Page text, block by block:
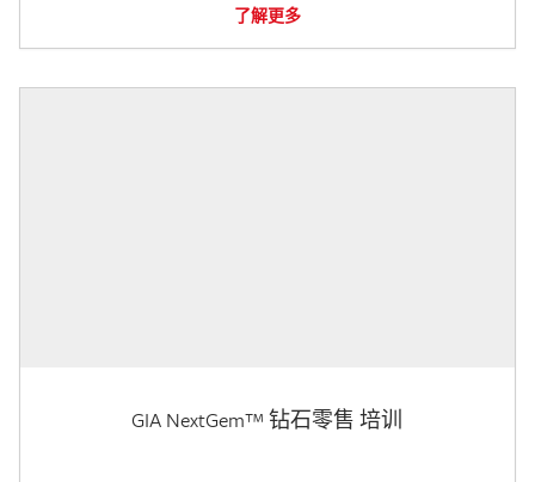
了解更多
GIA NextGem™ 钻石零售 培训